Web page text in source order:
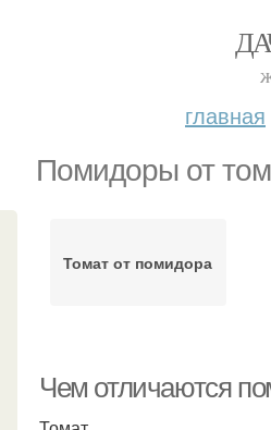
главная
Помидоры от
Томат от помидора
Чем отличаются